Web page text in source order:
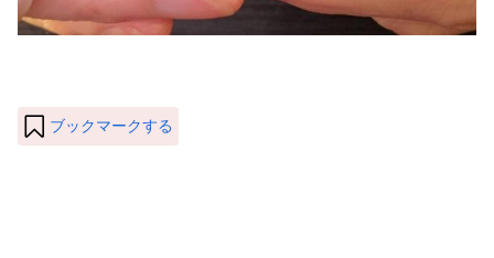
ブックマークする